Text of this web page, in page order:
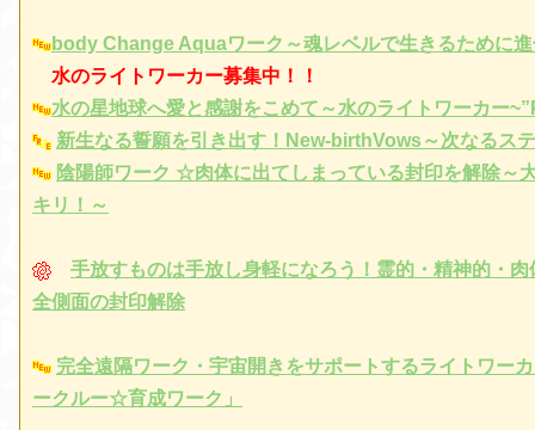
body Change Aquaワーク～魂レベルで生きるために
水のライトワーカー募集中！！
水の星地球へ愛と感謝をこめて～水のライトワーカー
新生なる誓願を引き出す！New-birthVows～次なるス
陰陽師ワーク ☆肉体に出てしまっている封印を解除～
キリ！～
手放すものは手放し身軽になろう！霊的・精神的・
全側面の封印解除
完全遠隔ワーク・宇宙開きをサポートするライトワー
ークルー☆育成ワーク」